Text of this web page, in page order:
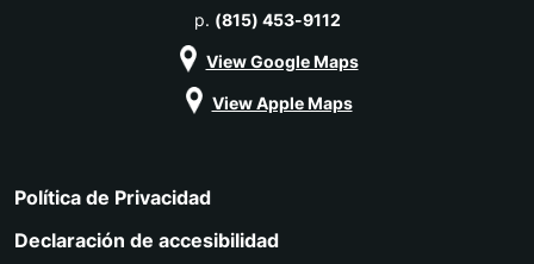
p. (815) 453-9112
View Google Maps
View Apple Maps
Política de Privacidad
Declaración de accesibilidad